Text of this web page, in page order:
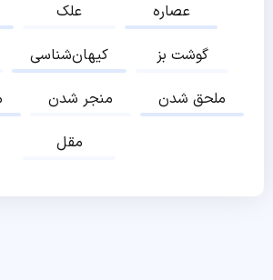
علک
عصاره
کیهان‌شناسی
گوشت بز
منجر شدن
ملحق شدن
مقل